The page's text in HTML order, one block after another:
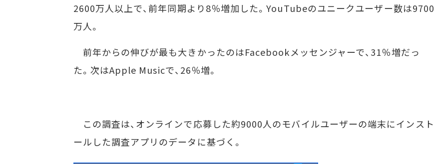
2600万人以上で、前年同期より8％増加した。YouTubeのユニークユーザー数は9700
万人。
前年からの伸びが最も大きかったのはFacebookメッセンジャーで、31％増だっ
た。次はApple Musicで、26％増。
この調査は、オンラインで応募した約9000人のモバイルユーザーの端末にインスト
ールした調査アプリのデータに基づく。